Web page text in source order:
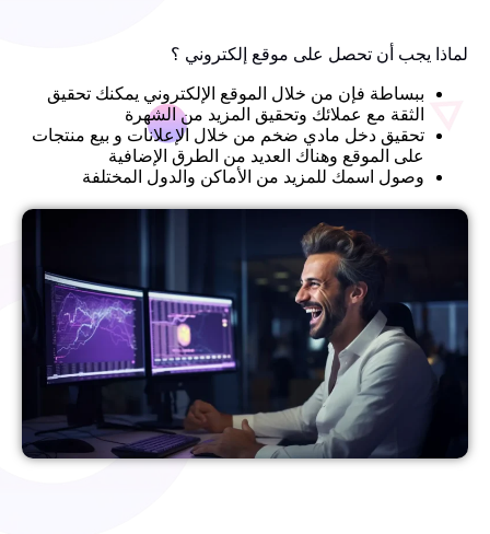
لماذا يجب أن تحصل على موقع إلكتروني ؟
ببساطة فإن من خلال الموقع الإلكتروني يمكنك تحقيق
الثقة مع عملائك وتحقيق المزيد من الشهرة
تحقيق دخل مادي ضخم من خلال الإعلانات و بيع منتجات
على الموقع وهناك العديد من الطرق الإضافية
وصول اسمك للمزيد من الأماكن والدول المختلفة